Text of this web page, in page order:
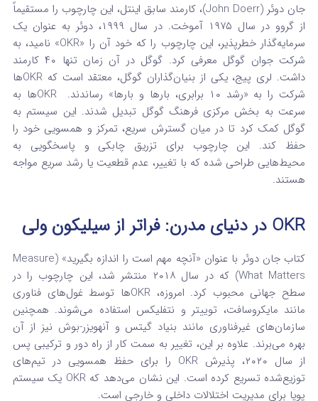
جان دوئر (John Doerr)، کارمند سابق اینتل، این چارچوب را مستقیماً
از گروو در سال ۱۹۷۵ آموخت.
در سال ۱۹۹۹، دوئر به عنوان یک
سرمایه‌گذار خطرپذیر، این چارچوب را که خود آن را «OKR» نامید، به
شرکت جوان گوگل معرفی کرد. گوگل در آن زمان تنها ۴۰ کارمند
داشت.
لری پیج، یکی از بنیان‌گذاران گوگل، معتقد است که OKRها
شرکت را به «رشد ۱۰ برابری، بارها و بارها» رساندند.
OKRها به
سرعت به بخش مرکزی فرهنگ گوگل تبدیل شدند. این سیستم به
گوگل کمک کرد تا در میان گسترش سریع، تمرکز و همسویی خود را
حفظ کند. این چارچوب برای تزریق چابکی و پاسخگویی به
محیط‌هایی طراحی شده که با تغییر، عدم قطعیت یا رشد سریع مواجه
هستند.
OKR در دنیای مدرن: فراتر از سیلیکون ولی
کتاب جان دوئر با عنوان «آنچه مهم است را اندازه بگیرید» (Measure
What Matters) که در سال ۲۰۱۸ منتشر شد، این چارچوب را در
سطح جهانی محبوب کرد.
امروزه، OKRها توسط غول‌های فناوری
مانند مایکروسافت، توییتر و نتفلیکس استفاده می‌شوند. همچنین
سازمان‌های غیرفناوری مانند بنیاد گیتس و آنهویزر-بوش نیز از آن
بهره می‌برند. علاوه بر این، تغییر به سمت کار از راه دور و ترکیبی پس
از سال ۲۰۲۰، پذیرش OKR را برای حفظ همسویی در تیم‌های
توزیع‌شده تسریع کرده است.
این نشان می‌دهد که OKR یک سیستم
پویا برای مدیریت اختلالات داخلی و خارجی است.